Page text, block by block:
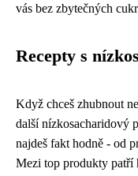
vás bez zbytečných
Recepty s
Když chceš zhubnout
další nízkosacharidový
najdeš fakt hodně - od
Mezi top produkty patří